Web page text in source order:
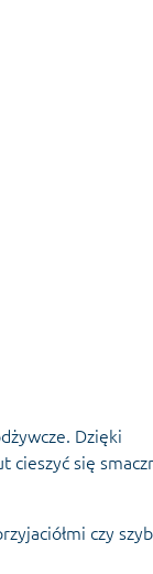
Dzięki
cieszyć się
czy